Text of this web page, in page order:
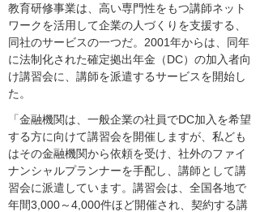
教育研修事業は、高い専門性をもつ講師ネット
ワークを活用して企業の人づくりを支援する、
同社のサービスの一つだ。2001年からは、同年
に法制化された確定拠出年金（DC）の加入者向
け講習会に、講師を派遣するサービスを開始し
た。
「金融機関は、一般企業の社員でDC加入を希望
する方に向けて講習会を開催しますが、私ども
はその金融機関から依頼を受け、社外のファイ
ナンシャルプランナーを手配し、講師として講
習会に派遣しています。講習会は、全国各地で
年間3,000～4,000件ほど開催され、契約する講